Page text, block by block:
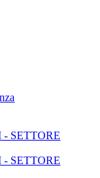
SETTORE
SETTORE